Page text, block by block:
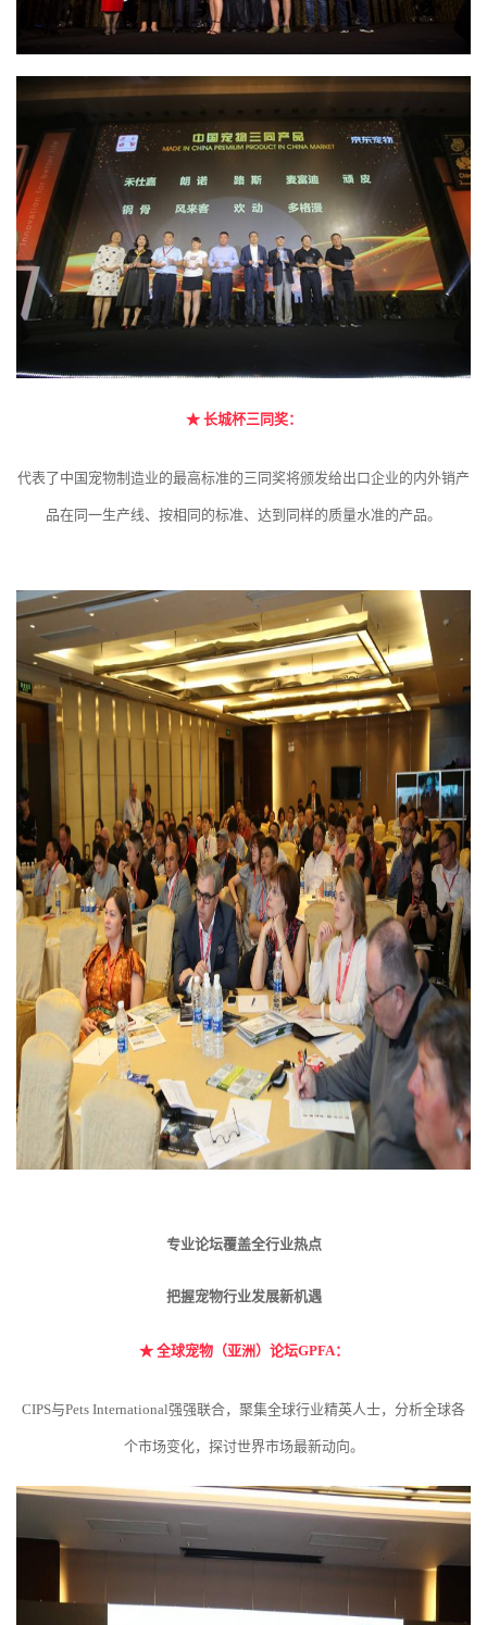
★ 长城杯三同奖：
代表了中国宠物制造业的最高标准的三同奖将颁发给出口企业的内外销产
品在同一生产线、按相同的标准、达到同样的质量水准的产品。
专业论坛覆盖全行业热点
把握宠物行业发展新机遇
★ 全球宠物（亚洲）论坛GPFA：
CIPS与Pets International强强联合，聚集全球行业精英人士，分析全球各
个市场变化，探讨世界市场最新动向。